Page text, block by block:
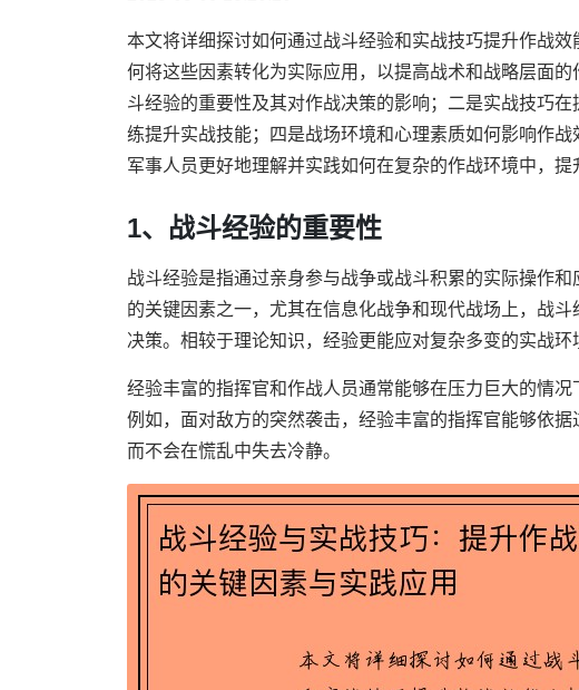
本文将详细探讨如何通过战斗经验和实战技巧提升作战
何将这些因素转化为实际应用，以提高战术和战略层面
斗经验的重要性及其对作战决策的影响；二是实战技巧
练提升实战技能；四是战场环境和心理素质如何影响作
军事人员更好地理解并实践如何在复杂的作战环境中，提
1、战斗经验的重要性
战斗经验是指通过亲身参与战争或战斗积累的实际操作
的关键因素之一，尤其在信息化战争和现代战场上，战
决策。相较于理论知识，经验更能应对复杂多变的实战环
经验丰富的指挥官和作战人员通常能够在压力巨大的情
例如，面对敌方的突然袭击，经验丰富的指挥官能够依
而不会在慌乱中失去冷静。